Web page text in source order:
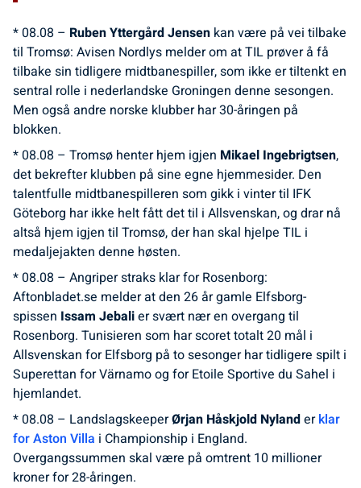
* 08.08 – Ruben Yttergård Jensen kan være på vei tilbake
til Tromsø: Avisen Nordlys melder om at TIL prøver å få
tilbake sin tidligere midtbanespiller, som ikke er tiltenkt en
sentral rolle i nederlandske Groningen denne sesongen.
Men også andre norske klubber har 30-åringen på
blokken.
* 08.08 – Tromsø henter hjem igjen Mikael Ingebrigtsen,
det bekrefter klubben på sine egne hjemmesider. Den
talentfulle midtbanespilleren som gikk i vinter til IFK
Göteborg har ikke helt fått det til i Allsvenskan, og drar nå
altså hjem igjen til Tromsø, der han skal hjelpe TIL i
medaljejakten denne høsten.
* 08.08 – Angriper straks klar for Rosenborg:
Aftonbladet.se melder at den 26 år gamle Elfsborg-
spissen Issam Jebalier svært nær en overgang til
Rosenborg. Tunisieren som har scoret totalt 20 mål i
Allsvenskan for Elfsborg på to sesonger har tidligere spilt i
Superettan for Värnamo og for Etoile Sportive du Sahel i
hjemlandet.
* 08.08 – LandslagskeeperØrjan Håskjold Nylanderklar
for Aston Villa i Championship i England.
Overgangssummen skal være på omtrent 10 millioner
kroner for 28-åringen.